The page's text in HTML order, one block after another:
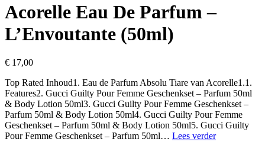
Acorelle Eau De Parfum –
L’Envoutante (50ml)
€ 17,00
Top Rated Inhoud1. Eau de Parfum Absolu Tiare van Acorelle1.1.
Features2. Gucci Guilty Pour Femme Geschenkset – Parfum 50ml
& Body Lotion 50ml3. Gucci Guilty Pour Femme Geschenkset –
Parfum 50ml & Body Lotion 50ml4. Gucci Guilty Pour Femme
Geschenkset – Parfum 50ml & Body Lotion 50ml5. Gucci Guilty
Pour Femme Geschenkset – Parfum 50ml… Lees verderAcorelle